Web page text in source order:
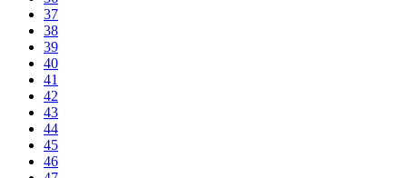
37
38
39
40
41
42
43
44
45
46